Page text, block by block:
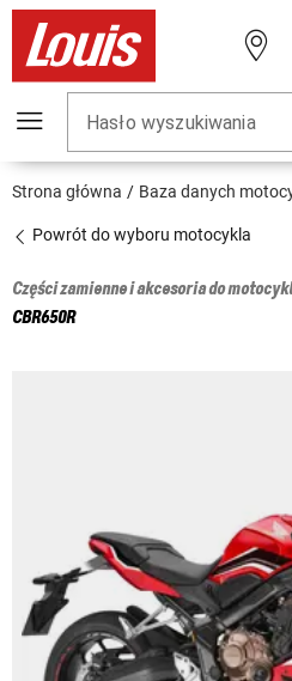
Hasło wyszukiwania
Strona główna Baza danych
Powrót do wyboru motocykla
Części zamienne i akcesoria do
CBR650R